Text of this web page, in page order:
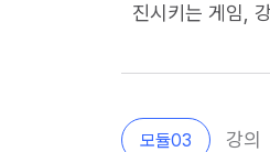
진시키는 게임, 강의 시범과 강의 코칭
모듈03 강의